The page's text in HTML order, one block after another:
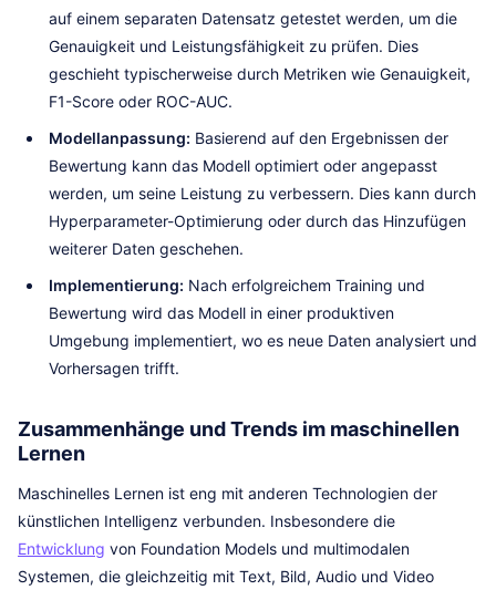
auf einem separaten Datensatz getestet werden, um die
Genauigkeit und Leistungsfähigkeit zu prüfen. Dies
geschieht typischerweise durch Metriken wie Genauigkeit,
F1-Score oder ROC-AUC.
Modellanpassung: Basierend auf den Ergebnissen der
Bewertung kann das Modell optimiert oder angepasst
werden, um seine Leistung zu verbessern. Dies kann durch
Hyperparameter-Optimierung oder durch das Hinzufügen
weiterer Daten geschehen.
Implementierung: Nach erfolgreichem Training und
Bewertung wird das Modell in einer produktiven
Umgebung implementiert, wo es neue Daten analysiert und
Vorhersagen trifft.
Zusammenhänge und Trends im maschinellen
Lernen
Maschinelles Lernen ist eng mit anderen Technologien der
künstlichen Intelligenz verbunden. Insbesondere die
Entwicklung von Foundation Models und multimodalen
Systemen, die gleichzeitig mit Text, Bild, Audio und Video